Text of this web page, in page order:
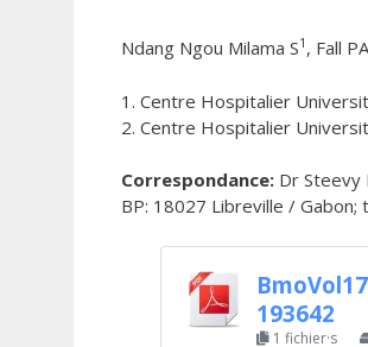
Ndang Ngou Milama S1 , Fall PA
1. Centre Hospitalier
2. Centre Hospitalier
Correspondance: Dr Steevy
BP: 18027 Libreville / Gabon;
193642
1 fichier·s